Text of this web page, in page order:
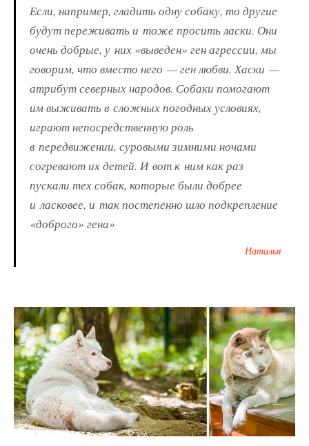
Если, например, гладить одну собаку, то другие
будут переживать и тоже просить ласки. Они
очень добрые, у них «выведен» ген агрессии, мы
говорим, что вместо него — ген любви. Хаски —
атрибут северных народов. Собаки помогают
им выживать в сложных погодных условиях,
играют непосредственную роль
в передвижении, суровыми зимними ночами
согревают их детей. И вот к ним как раз
пускали тех собак, которые были добрее
и ласковее, и так постепенно шло подкрепление
«доброго» гена»
Наталья